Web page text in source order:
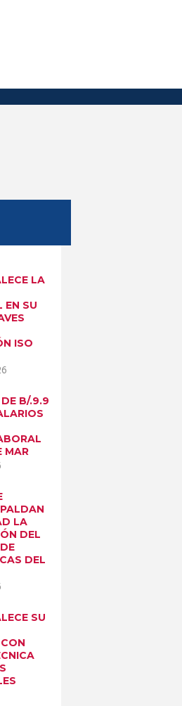
Q11
LA
EN SU
ISO
DE B/.9.9
MAR
LA
DEL
DEL
SU